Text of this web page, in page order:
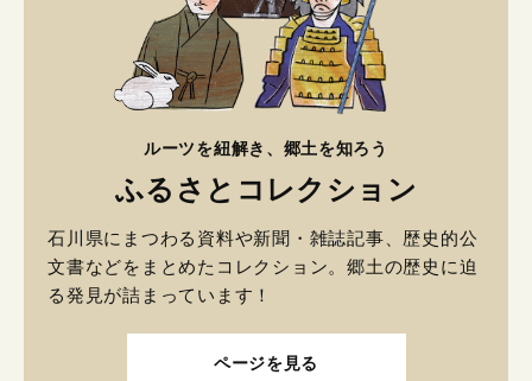
ルーツを紐解き、郷土を知ろう
ふるさとコレクション
石川県にまつわる資料や新聞・雑誌記事、歴史的公
文書などをまとめたコレクション。郷土の歴史に迫
る発見が詰まっています！
ページを見る